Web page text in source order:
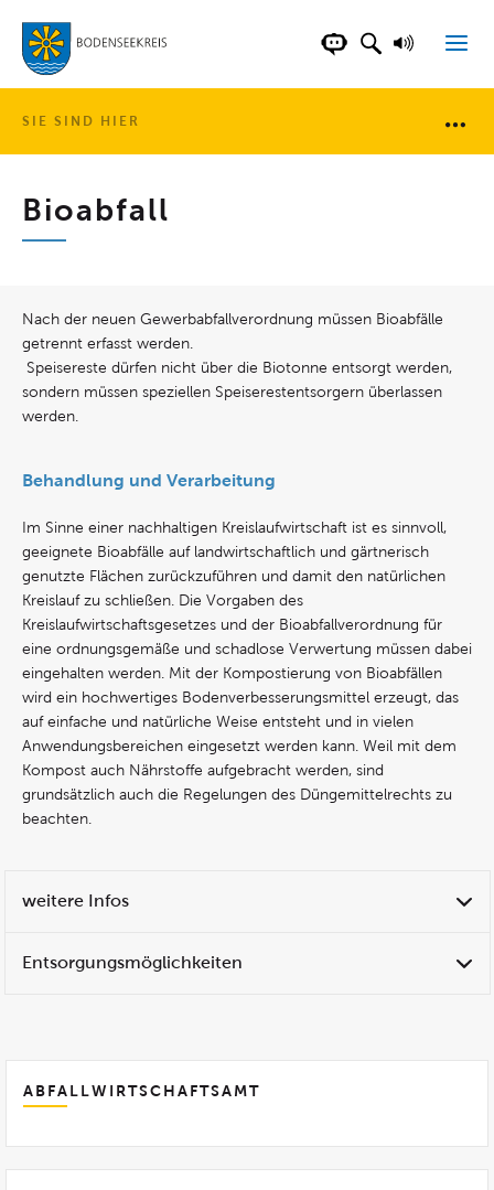
LANDKREISCHATBOT DER
SUCHFELD
SIE SIND HIER
Bioabfall
Nach der neuen Gewerbabfallverordnung müssen Bioabfälle
getrennt erfasst werden.
Speisereste dürfen nicht über die Biotonne entsorgt werden,
sondern müssen speziellen Speiserestentsorgern überlassen
werden.
Behandlung und Verarbeitung
Im Sinne einer nachhaltigen Kreislaufwirtschaft ist es sinnvoll,
geeignete Bioabfälle auf landwirtschaftlich und gärtnerisch
genutzte Flächen zurückzuführen und damit den natürlichen
Kreislauf zu schließen. Die Vorgaben des
Kreislaufwirtschaftsgesetzes und der Bioabfallverordnung für
eine ordnungsgemäße und schadlose Verwertung müssen dabei
eingehalten werden. Mit der Kompostierung von Bioabfällen
wird ein hochwertiges Bodenverbesserungsmittel erzeugt, das
auf einfache und natürliche Weise entsteht und in vielen
Anwendungsbereichen eingesetzt werden kann. Weil mit dem
Kompost auch Nährstoffe aufgebracht werden, sind
grundsätzlich auch die Regelungen des Düngemittelrechts zu
beachten.
weitere Infos
Entsorgungsmöglichkeiten
ABFALLWIRTSCHAFTSAMT